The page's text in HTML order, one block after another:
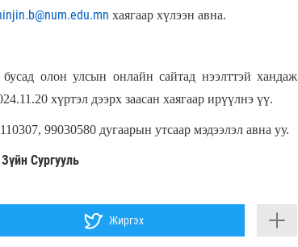
хаягаар хүлээн авна.
олон улсын онлайн сайтад нээлттэй хандаж
хүртэл дээрх заасан хаягаар ирүүлнэ үү.
99030580 дугаарын утсаар мэдээлэл авна уу.
Сургууль
Жиргэх